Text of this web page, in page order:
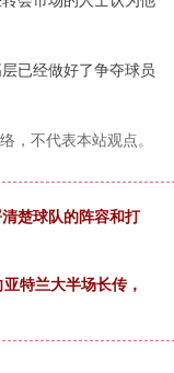
已经做好了争夺球员
，不代表本站观点。
楚球队的阵容和打
特兰大半场长传，